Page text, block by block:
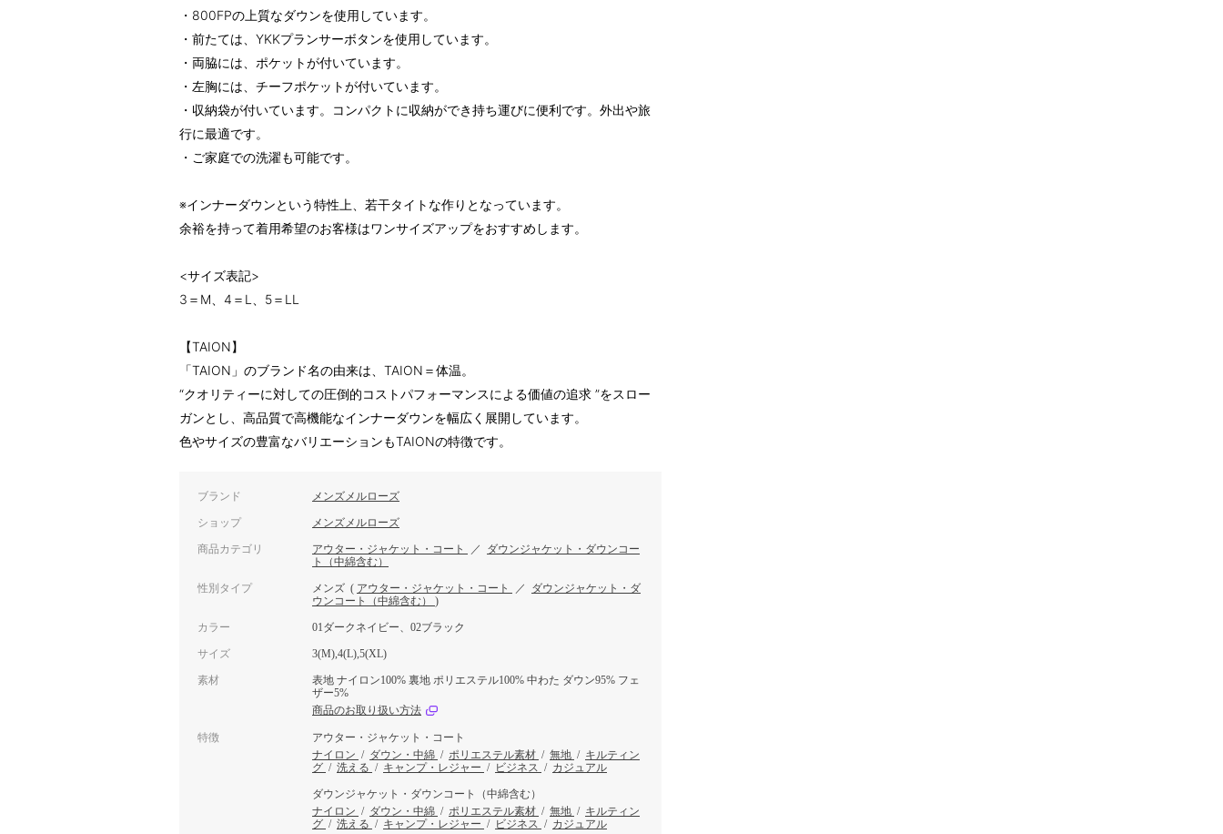
・800FPの上質なダウンを使用しています。
・前たては、YKKプランサーボタンを使用しています。
・両脇には、ポケットが付いています。
・左胸には、チーフポケットが付いています。
・収納袋が付いています。コンパクトに収納ができ持ち運びに便利です。外出や旅
行に最適です。
・ご家庭での洗濯も可能です。
※インナーダウンという特性上、若干タイトな作りとなっています。
余裕を持って着用希望のお客様はワンサイズアップをおすすめします。
<サイズ表記>
3＝M、4＝L、5＝LL
【TAION】
「TAION」のブランド名の由来は、TAION＝体温。
“クオリティーに対しての圧倒的コストパフォーマンスによる価値の追求 ”をスロー
ガンとし、高品質で高機能なインナーダウンを幅広く展開しています。
色やサイズの豊富なバリエーションもTAIONの特徴です。
ブランド メンズメルローズ
ショップ メンズメルローズ
商品カテゴリ アウター・ジャケット・コート ／ ダウンジャケット・ダウンコー
ト（中綿含む）
性別タイプ メンズ ( アウター・ジャケット・コート ／ ダウンジャケット・ダ
ウンコート（中綿含む）
)
カラー 01ダークネイビー、02ブラック
サイズ 3(M),4(L),5(XL)
素材
表地 ナイロン100% 裏地 ポリエステル100% 中わた ダウン95% フェ
ザー5%
商品のお取り扱い方法
特徴
アウター・ジャケット・コート
ナイロン / ダウン・中綿 / ポリエステル素材 / 無地 / キルティン
グ / 洗える / キャンプ・レジャー / ビジネス / カジュアル
ダウンジャケット・ダウンコート（中綿含む）
ナイロン / ダウン・中綿 / ポリエステル素材 / 無地 / キルティン
グ / 洗える / キャンプ・レジャー / ビジネス / カジュアル